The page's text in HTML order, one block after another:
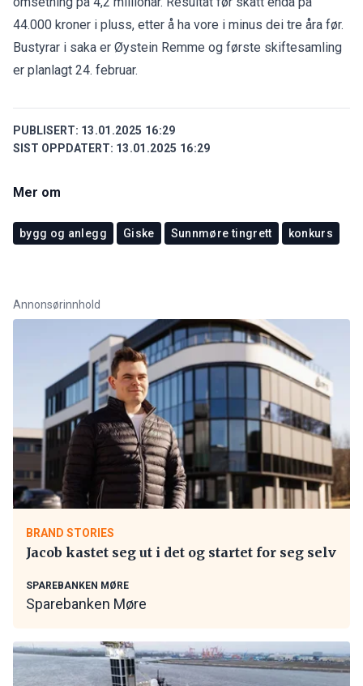
44.000 kroner i pluss, etter å ha vore i minus dei tre åra før.
Bustyrar i saka er Øystein Remme og første skiftesamling
er planlagt 24. februar.
PUBLISERT: 13.01.2025 16:29
SIST OPPDATERT: 13.01.2025 16:29
Mer om
bygg og anlegg Giske Sunnmøre tingrett konkurs
Annonsørinnhold
BRAND STORIES
Jacob kastet seg ut i det og startet for seg selv
SPAREBANKEN MØRE
Sparebanken Møre